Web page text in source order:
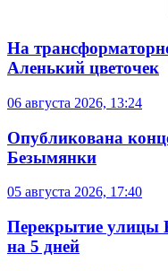
На
Аленький цветочек
06 августа 2026, 13:24
Опубликована
Безымянки
05 августа 2026, 17:40
Перекрытие улицы
на 5 дней